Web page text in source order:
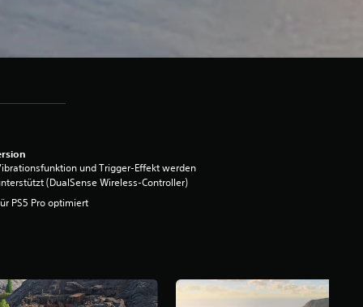
und Trigger-Effekt werden
(DualSense Wireless-Controller)
PS5 Pro optimiert